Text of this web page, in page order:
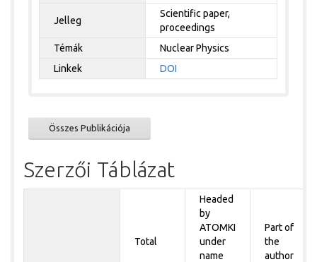
Jelleg
Scientific paper,
proceedings
Témák
Nuclear Physics
Linkek
DOI
Összes Publikációja
Szerzői Táblázat
Total
Headed
by
ATOMKI
under
name
Part of
the
author